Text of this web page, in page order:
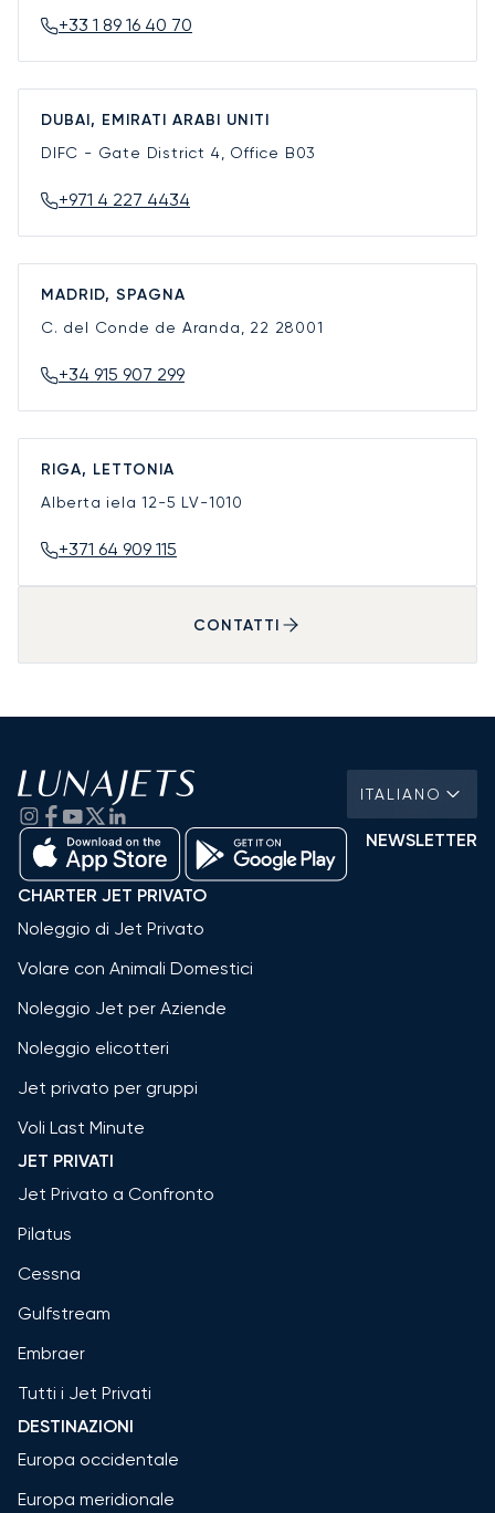
+33 1 89 16 40 70
DUBAI, EMIRATI ARABI UNITI
DIFC - Gate District 4, Office B03
+971 4 227 4434
MADRID, SPAGNA
C. del Conde de Aranda, 22 28001
+34 915 907 299
RIGA, LETTONIA
Alberta iela 12-5 LV-1010
+371 64 909 115
CONTATTI
ITALIANO
NEWSLETTER
CHARTER JET PRIVATO
Noleggio di Jet Privato
Volare con Animali Domestici
Noleggio Jet per Aziende
Noleggio elicotteri
Jet privato per gruppi
Voli Last Minute
JET PRIVATI
Jet Privato a Confronto
Pilatus
Cessna
Gulfstream
Embraer
Tutti i Jet Privati
DESTINAZIONI
Europa occidentale
Europa meridionale